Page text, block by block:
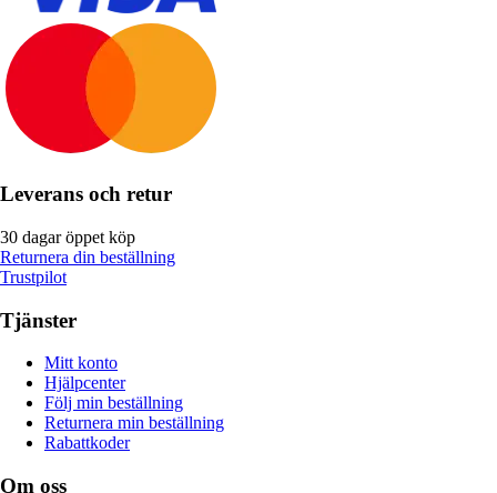
Leverans och retur
30 dagar öppet köp
Returnera din beställning
Trustpilot
Tjänster
Mitt konto
Hjälpcenter
Följ min beställning
Returnera min beställning
Rabattkoder
Om oss